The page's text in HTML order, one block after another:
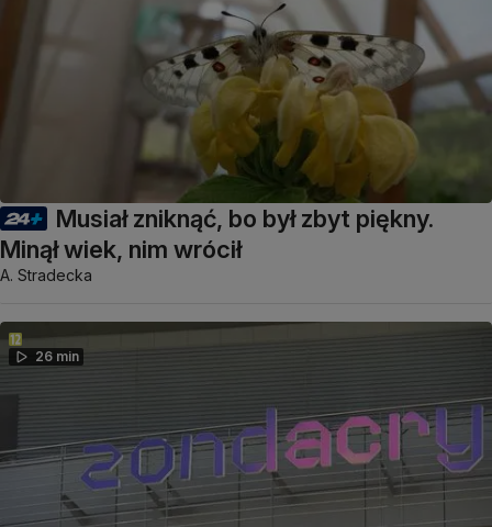
Musiał zniknąć, bo był zbyt piękny.
Minął wiek, nim wrócił
A. Stradecka
26 min